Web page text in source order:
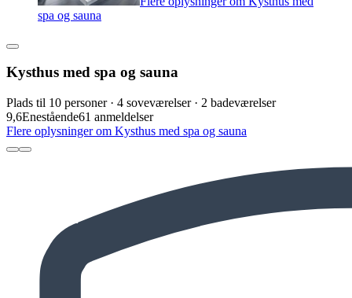
spa og sauna
Kysthus med spa og sauna
Plads til 10 personer · 4 soveværelser · 2 badeværelser
9,6Enestående61 anmeldelser
Flere oplysninger om Kysthus med spa og sauna